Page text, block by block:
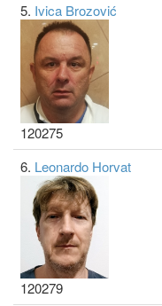
5. Ivica Brozović
120275
6. Leonardo Horvat
120279